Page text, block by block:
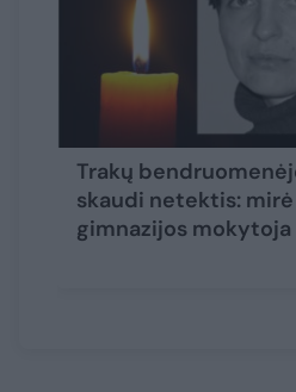
Trakų
skaudi netektis: mirė
gimnazijos mokytoja